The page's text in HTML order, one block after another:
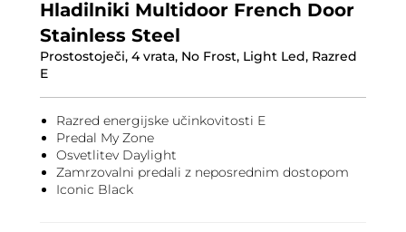
Hladilniki Multidoor French Door
Stainless Steel
Prostostoječi, 4 vrata, No Frost, Light Led, Razred
E
Razred energijske učinkovitosti E
Predal My Zone
Osvetlitev Daylight
Zamrzovalni predali z neposrednim dostopom
Iconic Black